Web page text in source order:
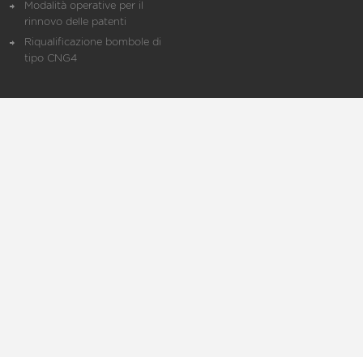
Modalità operative per il
rinnovo delle patenti
Riqualificazione bombole di
tipo CNG4